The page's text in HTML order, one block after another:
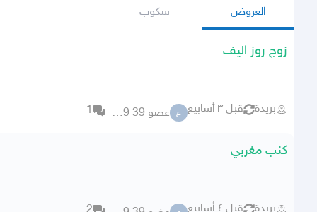
العروض سكوب
زوج روز اليف
بريدة قبل ٣ أسابيع ع عضو 39 78989 1
كنب مغربي
بريدة قبل ٤ أسابيع